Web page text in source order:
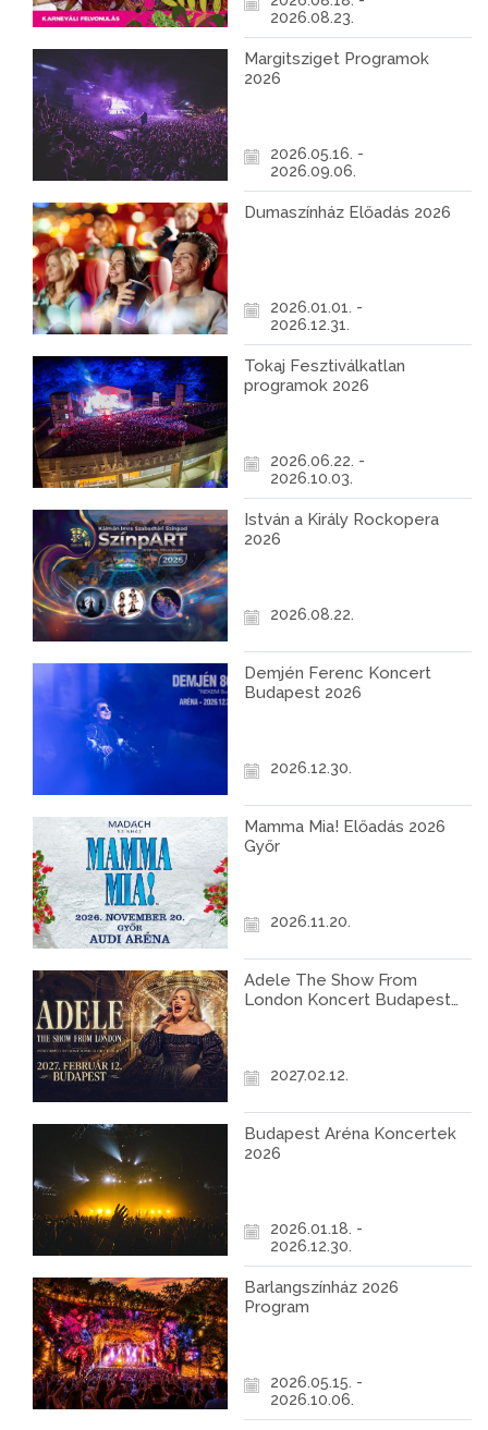
2026.08.23.
Margitsziget Programok
2026
2026.05.16. -
2026.09.06.
Dumaszínház Előadás 2026
2026.01.01. -
2026.12.31.
Tokaj Fesztiválkatlan
programok 2026
2026.06.22. -
2026.10.03.
István a Király Rockopera
2026
2026.08.22.
Demjén Ferenc Koncert
Budapest 2026
2026.12.30.
Mamma Mia! Előadás 2026
Győr
2026.11.20.
Adele The Show From
London Koncert Budapest
2027.02.12.
Budapest Aréna Koncertek
2026
2026.01.18. -
2026.12.30.
Barlangszínház 2026
Program
2026.05.15. -
2026.10.06.